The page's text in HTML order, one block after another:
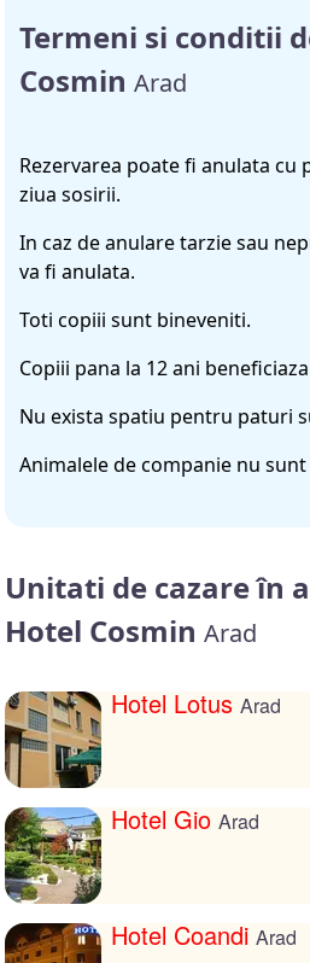
Termeni si conditii
Cosmin Arad
Rezervarea poate fi anulata cu
ziua sosirii.
In caz de anulare tarzie sau
va fi anulata.
Toti copiii sunt bineveniti.
Copiii pana la 12 ani
Nu exista spatiu pentru paturi
Animalele de companie nu
Unitati de cazare în
Hotel Cosmin Arad
Hotel Lotus Arad
Hotel Gio Arad
Hotel Coandi Arad